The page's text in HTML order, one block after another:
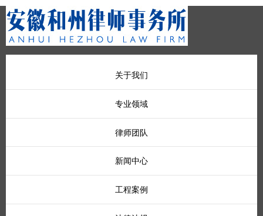
关于我们
专业领域
律师团队
新闻中心
工程案例